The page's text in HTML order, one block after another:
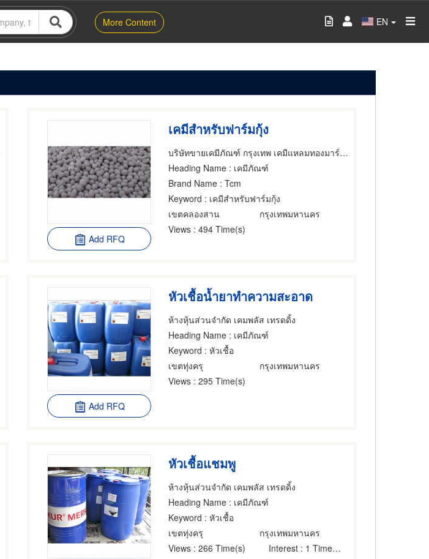
More Content EN
Add RFQ
เคมีสำหรับฟาร์มกุ้ง
บริษัทขายเคมีภัณฑ์ กรุงเทพ เคมีแหลมทองมาร์เกตติ้ง
Heading Name : เคมีภัณฑ์
Brand Name : Tcm
Keyword : เคมีสำหรับฟาร์มกุ้ง
เขตคลองสาน
กรุงเทพมหานคร
Views : 494 Time(s)
Add RFQ
หัวเชื้อน้ำยาทำความสะอาด
ห้างหุ้นส่วนจำกัด เคมพลัส เทรดดิ้ง
Heading Name : เคมีภัณฑ์
Keyword : หัวเชื้อ
เขตทุ่งครุ
กรุงเทพมหานคร
Views : 295 Time(s)
หัวเชื้อแชมพู
ห้างหุ้นส่วนจำกัด เคมพลัส เทรดดิ้ง
Heading Name : เคมีภัณฑ์
Keyword : หัวเชื้อ
เขตทุ่งครุ
กรุงเทพมหานคร
Views : 266 Time(s) Interest : 1 Time(s)